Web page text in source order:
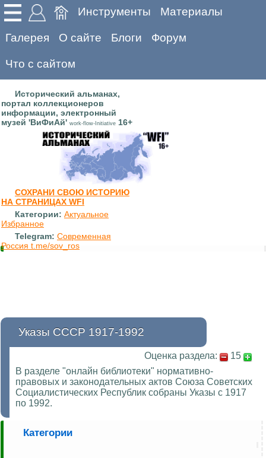
Инструменты Материалы
Галерея О сайте Блоги Форум
Что с сайтом
Исторический альманах,
портал коллекционеров
информации, электронный
музей 'ВиФиАй' work-flow-Initiative 16+
СОХРАНИ СВОЮ ИСТОРИЮ
НА СТРАНИЦАХ WFI
Категории: Актуальное
Избранное
Telegram: Современная
Россия t.me/sov_ros
Указы СССР 1917-1992
Оценка раздела:
15
В разделе "онлайн библиотеки" нормативно-
правовых и законодательных актов Союза Советских
Социалистических Республик собраны Указы с 1917
по 1992.
Категории